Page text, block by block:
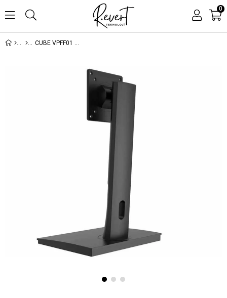
0
CUBE VPFF01 VESA YUKSEKLIK AYARLANABILIR PIVOT MONITOR AYAGI (VESA UYUMLU TUM MODELLER ICIN)